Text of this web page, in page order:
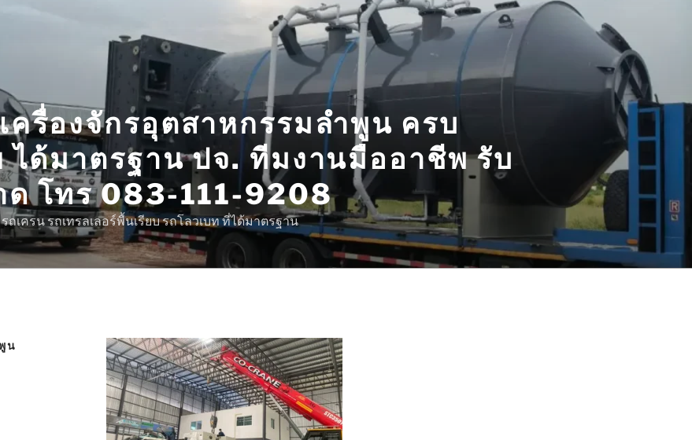
ครื่องจักรอุตสาหกรรมลำพูน ครบ
ได้มาตรฐาน ปจ. ทีมงานมืออาชีพ รับ
โทร 083-111-9208
เครน รถเทรลเลอร์พื้นเรียบ รถโลวเบท ที่ได้มาตรฐาน
น